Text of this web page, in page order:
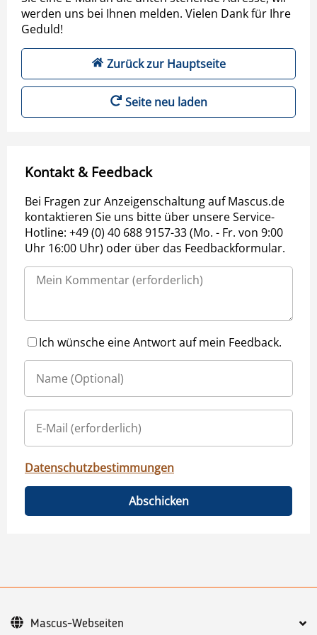
werden uns bei Ihnen melden. Vielen Dank für Ihre
Geduld!
Zurück zur Hauptseite
Seite neu laden
Kontakt & Feedback
Bei Fragen zur Anzeigenschaltung auf Mascus.de
kontaktieren Sie uns bitte über unsere Service-
Hotline: +49 (0) 40 688 9157-33 (Mo. - Fr. von 9:00
Uhr 16:00 Uhr) oder über das Feedbackformular.
Ich wünsche eine Antwort auf mein Feedback.
Datenschutzbestimmungen
Abschicken
Mascus-Webseiten